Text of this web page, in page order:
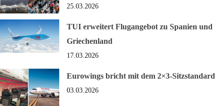
25.03.2026
TUI erweitert Flugangebot zu Spanien und
Griechenland
17.03.2026
Eurowings bricht mit dem 2×3-Sitzstandard
03.03.2026